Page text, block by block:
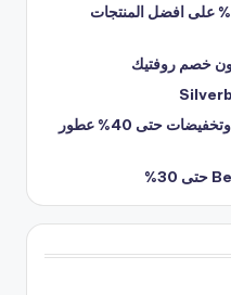
كود خصم متجر ماهر تخفيضات 40% على افضل المنتجات
كود خصم قراس للعطور Grasse وتخفيضات حتى 40% عطور